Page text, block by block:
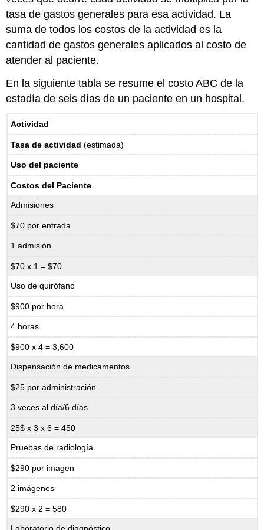
tasa de gastos generales para esa actividad. La
suma de todos los costos de la actividad es la
cantidad de gastos generales aplicados al costo de
atender al paciente.
En la siguiente tabla se resume el costo ABC de la
estadía de seis días de un paciente en un hospital.
Actividad
Tasa de actividad (estimada)
Uso del paciente
Costos del Paciente
Admisiones
$70 por entrada
1 admisión
$70 x 1 = $70
Uso de quirófano
$900 por hora
4 horas
$900 x 4 = 3,600
Dispensación de medicamentos
$25 por administración
3 veces al día/6 días
25$ x 3 x 6 = 450
Pruebas de radiología
$290 por imagen
2 imágenes
$290 x 2 = 580